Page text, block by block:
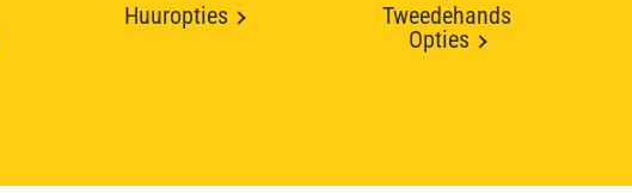
Huuropties
Tweedehands
Opties